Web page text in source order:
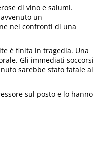
di vino e salumi.
un
nei confronti di una
è finita in tragedia. Una
Gli immediati soccorsi
sarebbe stato fatale al
sul posto e lo hanno